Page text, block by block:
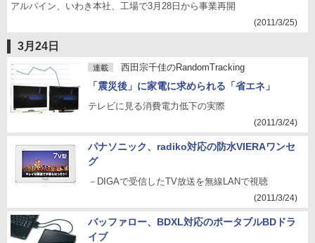
アルパイン、いわき本社、工場で3月28日から事業再開
(2011/3/25)
3月24日
連載 西田宗千佳のRandomTracking
「震災後」に家電に求められる「省エネ」
テレビに見る消費電力低下の実際
(2011/3/24)
パナソニック、radiko対応の防水VIERAワンセ
グ
－DIGAで受信したTV放送を無線LANで視聴
(2011/3/24)
バッファロー、BDXL対応のポータブルBDドラ
イブ